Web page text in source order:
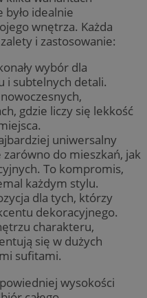
było idealnie
wnętrza. Każda
i zastosowanie:
wybór dla
i subtelnych detali.
gdzie liczy się lekkość
uniwersalny
do mieszkań, jak
To kompromis,
każdym stylu.
dla tych, którzy
dekoracyjnego.
charakteru,
się w dużych
sufitami.
wysokości